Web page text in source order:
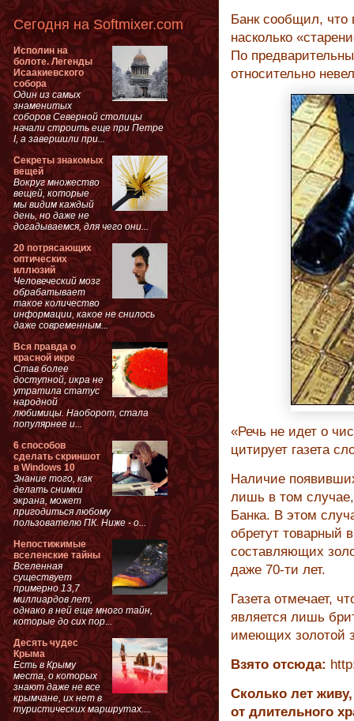
Банк сообщил, что
насколько
По
относительно
«Речь не идет о
цитирует газета
Наличие
лишь в том случае,
Банка. В этом
обретут товарный
составляющих
даже 70-ти лет.
Газета отмечает,
является лишь
имеющих золотой
Взято отсюда:
Сколько лет
от длительного
Сегодня на Softmixer.com
Исполин на
болоте. Легенды
Исаакиевского
собора
Один из самых
знаменитых
соборов Северной столицы
начали строить еще при Петре
I, а завершили при...
Секреты знакомых
вещей
Вокруг множество
вещей, которые
мы видим каждый
день, но даже не
догадываемся, для чего они...
20 потрясающих
оптических
иллюзий
Человеческий мозг
обрабатывает
такое количество
информации, какое не снилось
даже современным...
Вся правда о
красной икре
Став более
доступной, икра не
утратила статус
народной
любимицы. Наоборот, стала
популярнее и...
6 способов
сделать скриншот
в Windows 10
Знание того, как
делать снимки
экрана, может
пригодиться любому
пользователю ПК. Ниже - о...
Непостижимые
вселенские тайны
Вселенная
существует
примерно 13,7
миллиардов лет,
однако в ней еще много тайн,
которые до сих пор...
Десять чудес
Крыма
Есть в Крыму
места, о которых
знают даже не все
крымчане, их нет в
туристических маршрутах....